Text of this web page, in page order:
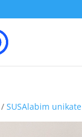
/SUSAlabim unikate